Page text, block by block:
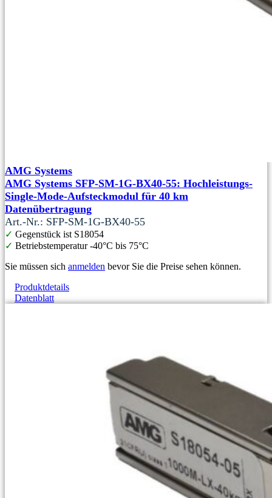
AMG Systems
AMG Systems SFP-SM-1G-BX40-55: Hochleistungs-
Single-Mode-Aufsteckmodul für 40 km
Datenübertragung
Art.-Nr.: SFP-SM-1G-BX40-55
✓ Gegenstück ist S18054
✓ Betriebstemperatur -40°C bis 75°C
Sie müssen sich anmelden bevor Sie die Preise sehen können.
Produktdetails
Datenblatt